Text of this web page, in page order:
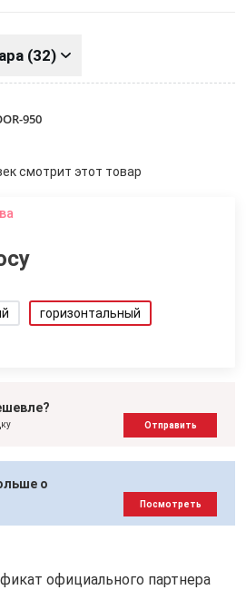
(32)
950
смотрит этот товар
горизонтальный
Отправить
о
Посмотреть